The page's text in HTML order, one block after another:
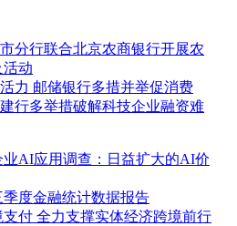
分行联合北京农商银行开展农
动
力 邮储银行多措并举促消费
行多举措破解科技企业融资难
业AI应用调查：日益扩大的AI价
度金融统计数据报告
付 全力支撑实体经济跨境前行